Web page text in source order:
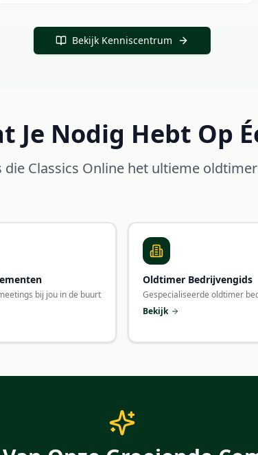
Bekijk Kenniscentrum
Je Nodig Hebt Op
die Classics Online het ultieme
bij jou in de buurt
Oldtimer Bedrijvengids
Gespecialiseerde oldtimer
Bekijk